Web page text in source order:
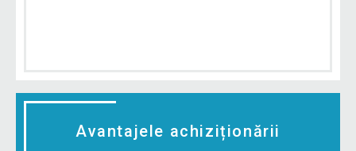
Avantajele achiziționării